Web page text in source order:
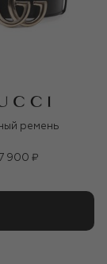
ремень
900 ₽